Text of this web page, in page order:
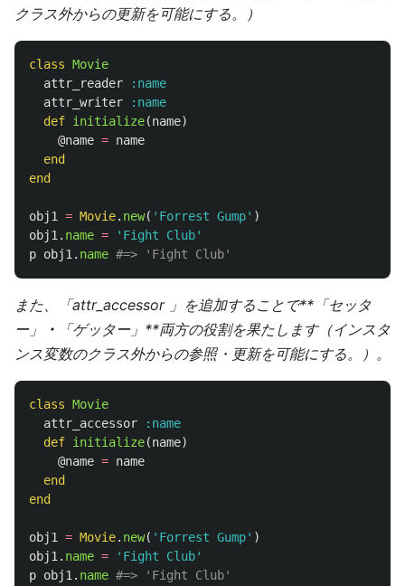
クラス外からの更新を可能にする。）
class Movie
attr_reader
:name
attr_writer
:name
def initialize(name)
@name = name
end
end
obj1 = Movie. new( 'Forrest Gump' )
obj1 . name =
'Fight Club'
p obj1 . name #=> 'Fight Club'
また、「attr_accessor 」を追加することで**「セッタ
ー」
・
「ゲッター」**両方の役割を果たします（インスタ
ンス変数のクラス外からの参照・更新を可能にする。）。
class Movie
attr_accessor
:name
def initialize(name)
@name = name
end
end
obj1 = Movie. new( 'Forrest Gump' )
obj1 . name =
'Fight Club'
p obj1 . name #=> 'Fight Club'